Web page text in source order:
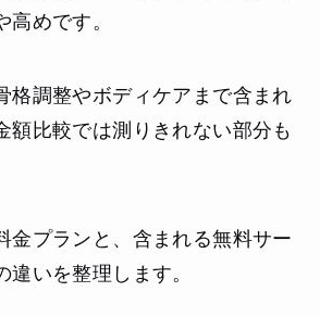
めです。
格調整やボディケアまで含まれ
額比較では測りきれない部分も
金プランと、含まれる無料サー
違いを整理します。